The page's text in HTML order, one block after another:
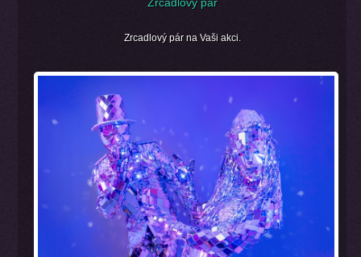
Zrcadlový pár
Zrcadlový pár na Vaši akci.